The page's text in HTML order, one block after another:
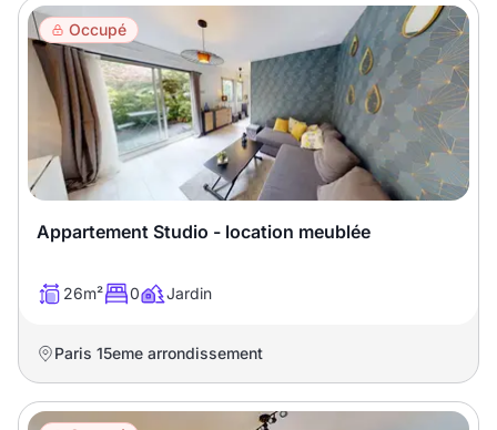
Occupé
Appartement Studio - location meublée
26m² 0 Jardin
Paris 15eme arrondissement